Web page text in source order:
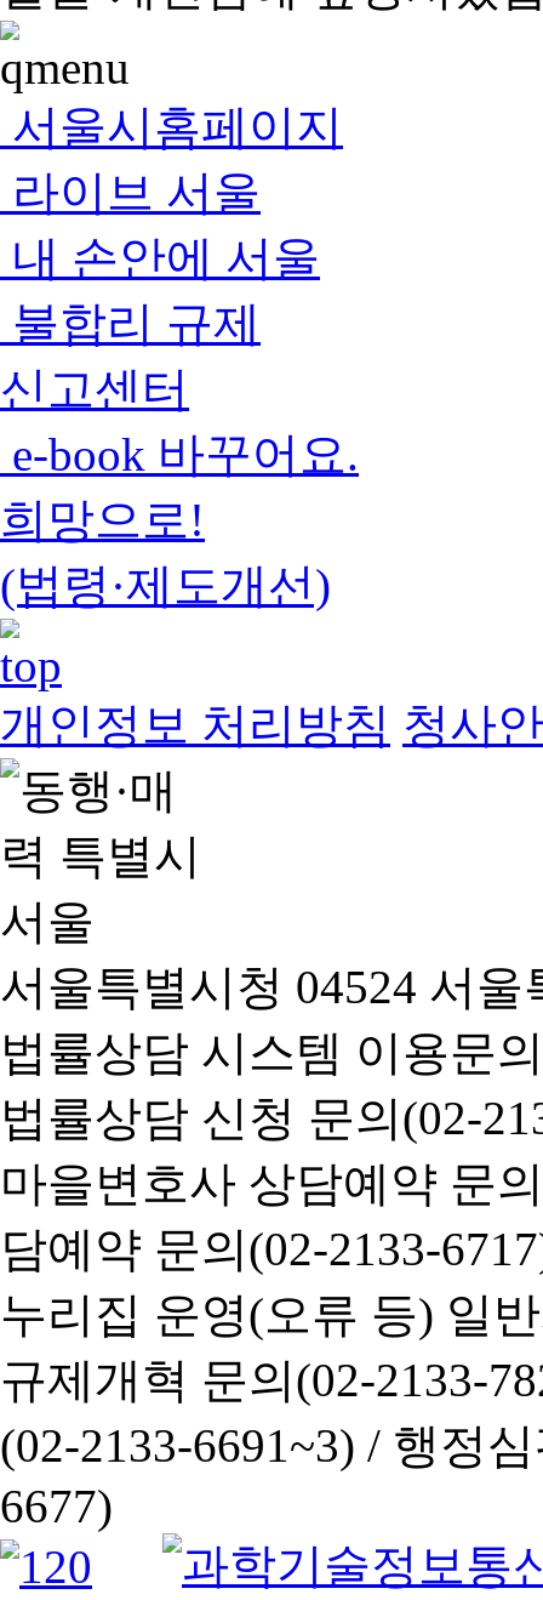
서울시홈페이지
라이브 서울
내 손안에 서울
불합리 규제
신고센터
e-book 바꾸어요.
희망으로!
(법령·제도개선)
개인정보 처리방침 청사
서울특별시청 04524 서
법률상담 시스템 이용문
법률상담 신청 문의(02-
마을변호사 상담예약 문
담예약 문의(02-2133-
누리집 운영(오류 등) 일
규제개혁 문의(02-2133-
(02-2133-6691~3) / 행정심
6677)